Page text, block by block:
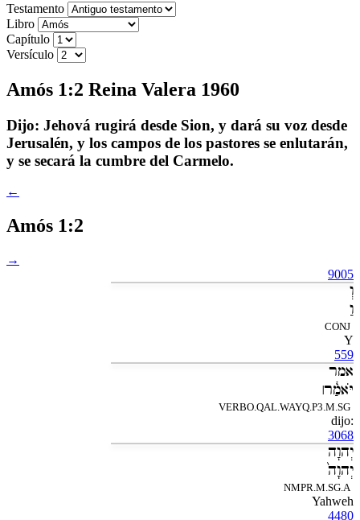
Testamento
Libro
Capítulo
Versículo
Amós 1:2 Reina Valera 1960
Dijo: Jehová rugirá desde Sion, y dará su voz desde
Jerusalén, y los campos de los pastores se enlutarán,
y se secará la cumbre del Carmelo.
←
Amós 1:2
→
9005
וְ
וַ
CONJ
Y
559
אמר
יֹּאמַ֓ר׀
VERBO.QAL.WAYQ.P3.M.SG
:dijo
3068
יְהוָה
יְהוָה֙
NMPR.M.SG.A
Yahweh
4480